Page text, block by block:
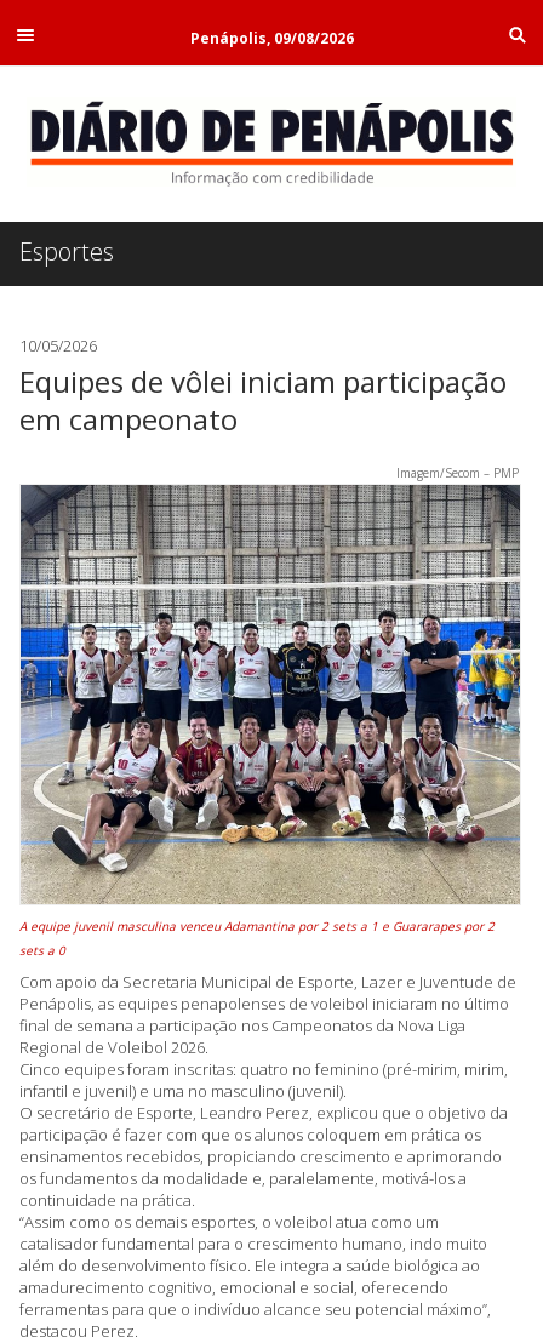
Penápolis, 09/08/2026
Esportes
10/05/2026
Equipes de vôlei iniciam participação
em campeonato
Imagem/Secom – PMP
A equipe juvenil masculina venceu Adamantina por 2 sets a 1 e Guararapes por 2
sets a 0
Com apoio da Secretaria Municipal de Esporte, Lazer e Juventude de
Penápolis, as equipes penapolenses de voleibol iniciaram no último
final de semana a participação nos Campeonatos da Nova Liga
Regional de Voleibol 2026.
Cinco equipes foram inscritas: quatro no feminino (pré-mirim, mirim,
infantil e juvenil) e uma no masculino (juvenil).
O secretário de Esporte, Leandro Perez, explicou que o objetivo da
participação é fazer com que os alunos coloquem em prática os
ensinamentos recebidos, propiciando crescimento e aprimorando
os fundamentos da modalidade e, paralelamente, motivá-los a
continuidade na prática.
“Assim como os demais esportes, o voleibol atua como um
catalisador fundamental para o crescimento humano, indo muito
além do desenvolvimento físico. Ele integra a saúde biológica ao
amadurecimento cognitivo, emocional e social, oferecendo
ferramentas para que o indivíduo alcance seu potencial máximo”,
destacou Perez.